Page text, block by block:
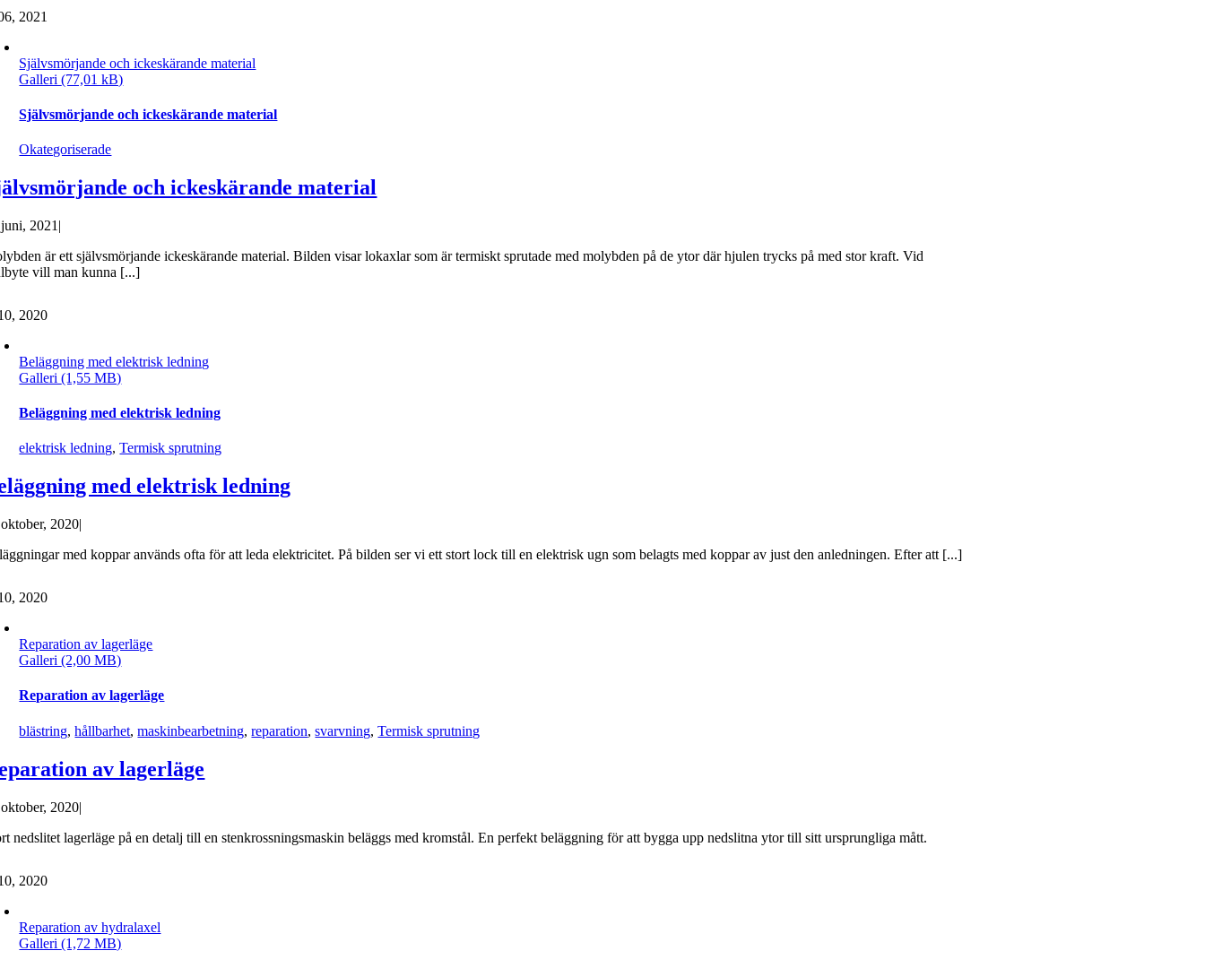
2021
Självsmörjande och ickeskärande material
Galleri
Självsmörjande och ickeskärande material
Okategoriserade
och ickeskärande material
2021 |
är ett självsmörjande ickeskärande material. Bilden visar lokaxlar som är termiskt sprutade med molybden på de ytor där hjulen trycks på med stor kraft. Vid
vill man kunna [...]
2020
Beläggning med elektrisk ledning
Galleri
Beläggning med elektrisk ledning
elektrisk ledning,Termisk sprutning
med elektrisk ledning
2020|
med koppar används ofta för att leda elektricitet. På bilden ser vi ett stort lock till en elektrisk ugn som belagts med koppar av just den anledningen. Efter att [...]
2020
Reparation av lagerläge
Galleri
Reparation av lagerläge
blästring,hållbarhet,maskinbearbetning,reparation,svarvning,Termisk sprutning
av lagerläge
2020|
nedslitet lagerläge på en detalj till en stenkrossningsmaskin beläggs med kromstål. En perfekt beläggning för att bygga upp nedslitna ytor till sitt ursprungliga mått.
2020
Reparation av hydralaxel
Galleri